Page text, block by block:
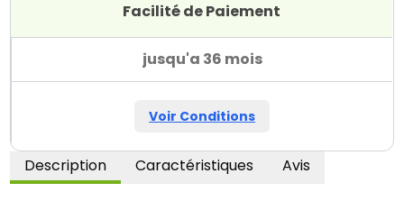
Facilité de Paiement
jusqu'a 36 mois
Voir Conditions
Description Caractéristiques Avis